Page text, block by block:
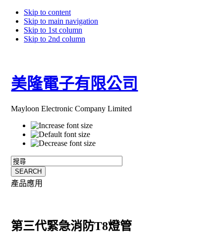
Skip to content
Skip to main navigation
Skip to 1st column
Skip to 2nd column
美隆電子有限公司
Mayloon Electronic Company Limited
產品應用
第三代緊急消防T8燈管